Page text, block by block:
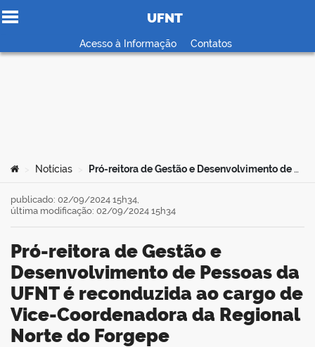
Ir para o conteúdo
UFNT
Acesso à Informação Contatos
Você está aqui:
Notícias Pró-reitora de Gestão e Desenvolvimento de Pessoas da UFNT é reconduzida ao cargo de Vice-Coordenadora da Regional Norte do Forgepe
Pró-reitora de Gestão e
Desenvolvimento de Pessoas da
UFNT é reconduzida ao cargo de
Vice-Coordenadora da Regional
Norte do Forgepe
publicado: 02/09/2024 15h34,
última modificação: 02/09/2024 15h34